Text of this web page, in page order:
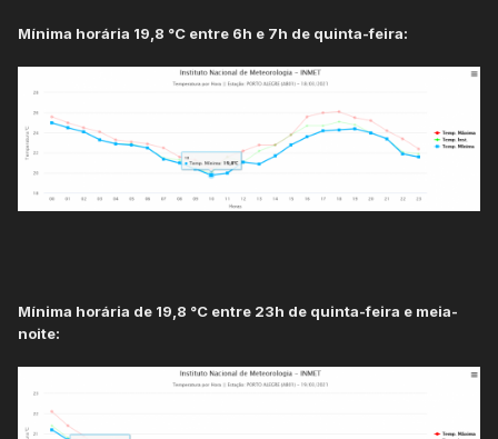
Mínima horária 19,8 °C entre 6h e 7h de quinta-feira:
Mínima horária de 19,8 °C entre 23h de quinta-feira e meia-
noite: